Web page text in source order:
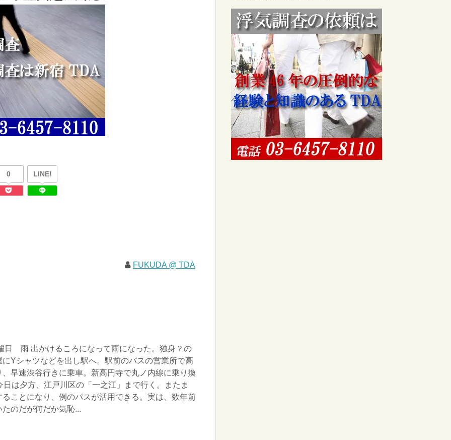
0 LINE!
FUKUDA @ TDA
雨 出かけるころになって雨になった。独身？の
Yシャツなどを出し駅へ。駅前のバスの営業所で高
早速渋谷行きに乗車。新高円寺で丸ノ内線に乗り換
は夕方、江戸川区の「一之江」まで行く。またま
ことになり、例のパスが活用できる。実は、数年前
のだが何だか気恥...